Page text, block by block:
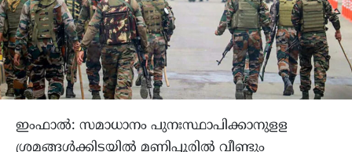
ഇംഫാൽ: സമാധാനം പുനഃസ്ഥാപിക്കാനുളള
ശ്രമങ്ങൾക്കിടയിൽ മണിപ്പൂരിൽ വീണ്ടും